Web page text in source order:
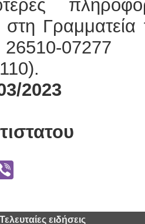
στη
07277
2023
Τελευταίες ειδήσεις